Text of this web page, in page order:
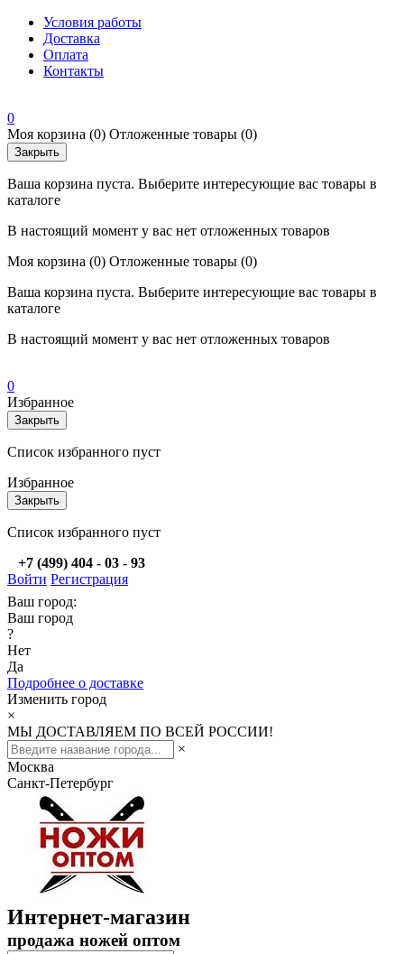
Условия работы
Доставка
Оплата
Контакты
0
Моя корзина (0) Отложенные товары (0)
Закрыть
Ваша корзина пуста. Выберите интересующие вас товары в
каталоге
В настоящий момент у вас нет отложенных товаров
Моя корзина (0) Отложенные товары (0)
Ваша корзина пуста. Выберите интересующие вас товары в
каталоге
В настоящий момент у вас нет отложенных товаров
0
Избранное
Закрыть
Список избранного пуст
Избранное
Закрыть
Список избранного пуст
+7 (499) 404 - 03 - 93
Войти Регистрация
Ваш город:
Ваш город
?
Нет
Да
Подробнее о доставке
Изменить город
×
МЫ ДОСТАВЛЯЕМ ПО ВСЕЙ РОССИИ!
×
Москва
Санкт-Петербург
Интернет-магазин
продажа ножей оптом